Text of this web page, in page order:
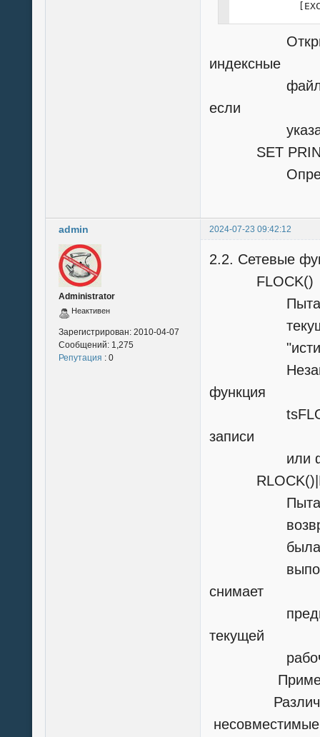
Открывает
индексные
файлы: в
если
указано
SET
admin 2024-07-23 09:42:12
Administrator
Неактивен
Зарегистрирован: 2010-04-07
Сообщений: 1,275
Репутация : 0
2.2. Сетевые
FLOCK()
Пытается
текущей
"истина"
Независимо
функция
tsFLOCK
записи
или файла
Пытается
возвращает
была
выполнения
снимает
текущей
рабочей
Различные
несовместимые